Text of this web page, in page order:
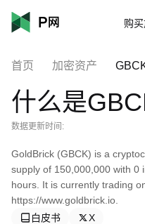
购
首页 加密资产
什么是
数据更新时间:
GoldBrick (GBCK) is a
supply of 150,000,000 with 0
hours. It is currently trading
https://www.goldbrick.io.
白皮书
X